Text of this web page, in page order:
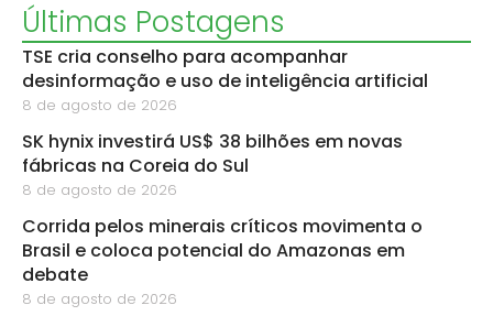
Últimas Postagens
TSE cria conselho para acompanhar
desinformação e uso de inteligência artificial
8 de agosto de 2026
SK hynix investirá US$ 38 bilhões em novas
fábricas na Coreia do Sul
8 de agosto de 2026
Corrida pelos minerais críticos movimenta o
Brasil e coloca potencial do Amazonas em
debate
8 de agosto de 2026